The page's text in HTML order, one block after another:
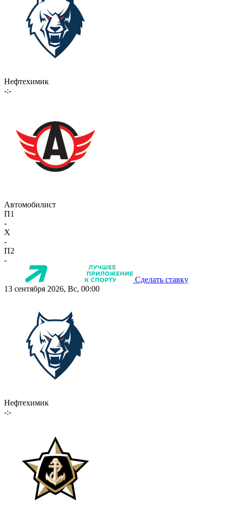
Нефтехимик
-:-
Автомобилист
П1
-
X
-
П2
-
Сделать ставку
13 сентября 2026, Вс, 00:00
Нефтехимик
-:-